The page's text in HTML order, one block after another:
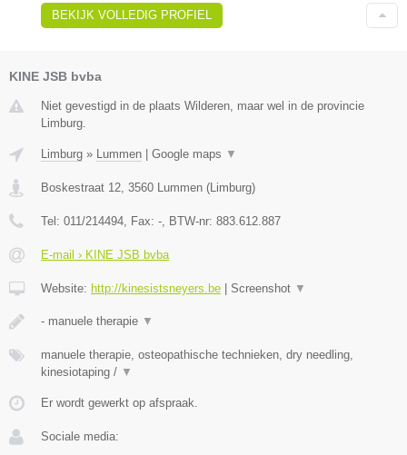
BEKIJK VOLLEDIG PROFIEL
KINE JSB bvba
Niet gevestigd in de plaats Wilderen, maar wel in de provincie
Limburg.
Limburg » Lummen Google maps ▼
Boskestraat 12, 3560 Lummen (Limburg)
Tel: 011/214494, Fax: -, BTW-nr: 883.612.887
E-mail › KINE JSB bvba
Website: http://kinesistsneyers.be Screenshot ▼
- manuele therapie ▼
manuele therapie, osteopathische technieken, dry needling,
kinesiotaping / ▼
Er wordt gewerkt op afspraak.
Sociale media: